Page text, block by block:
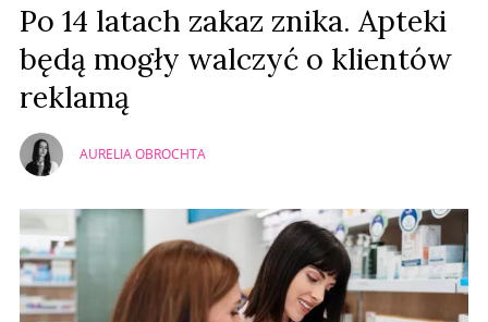
Po 14 latach zakaz znika. Apteki
będą mogły walczyć o klientów
reklamą
AURELIA OBROCHTA